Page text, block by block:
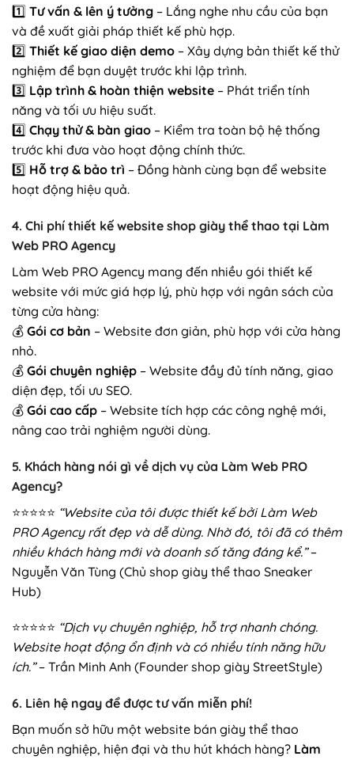
1️⃣ Tư vấn & lên ý tưởng – Lắng nghe nhu cầu của bạn
và đề xuất giải pháp thiết kế phù hợp.
2️⃣ Thiết kế giao diện demo – Xây dựng bản thiết kế thử
nghiệm để bạn duyệt trước khi lập trình.
3️⃣ Lập trình & hoàn thiện website – Phát triển tính
năng và tối ưu hiệu suất.
4️⃣ Chạy thử & bàn giao – Kiểm tra toàn bộ hệ thống
trước khi đưa vào hoạt động chính thức.
5️⃣ Hỗ trợ & bảo trì – Đồng hành cùng bạn để website
hoạt động hiệu quả.
4. Chi phí thiết kế website shop giày thể thao tại Làm
Web PRO Agency
Làm Web PRO Agency mang đến nhiều gói thiết kế
website với mức giá hợp lý, phù hợp với ngân sách của
từng cửa hàng:
💰 Gói cơ bản – Website đơn giản, phù hợp với cửa hàng
nhỏ.
💰 Gói chuyên nghiệp – Website đầy đủ tính năng, giao
diện đẹp, tối ưu SEO.
💰 Gói cao cấp – Website tích hợp các công nghệ mới,
nâng cao trải nghiệm người dùng.
5. Khách hàng nói gì về dịch vụ của Làm Web PRO
Agency?
⭐⭐⭐⭐⭐ “Website của tôi được thiết kế bởi Làm Web
PRO Agency rất đẹp và dễ dùng. Nhờ đó, tôi đã có thêm
nhiều khách hàng mới và doanh số tăng đáng kể.”–
Nguyễn Văn Tùng (Chủ shop giày thể thao Sneaker
Hub)
⭐⭐⭐⭐⭐ “Dịch vụ chuyên nghiệp, hỗ trợ nhanh chóng.
Website hoạt động ổn định và có nhiều tính năng hữu
ích.”– Trần Minh Anh (Founder shop giày StreetStyle)
6. Liên hệ ngay để được tư vấn miễn phí!
Bạn muốn sở hữu một website bán giày thể thao
chuyên nghiệp, hiện đại và thu hút khách hàng? Làm